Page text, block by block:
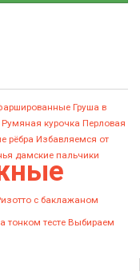
Груша в
Румяная курочка Перловая
рёбра Избавляемся от
дамские пальчики
с баклажаном
тонком тесте Выбираем